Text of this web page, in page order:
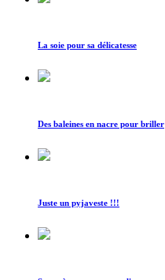
La soie pour sa délicatesse
Des baleines en nacre pour briller
Juste un pyjaveste !!!